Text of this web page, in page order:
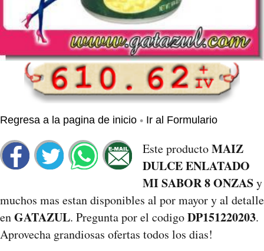
Regresa a la pagina de inicio • Ir al Formulario
Este productoMAIZ
DULCE ENLATADO
MI SABOR 8 ONZASy
muchos mas estan disponibles al por mayor y al detalle
enGATAZUL. Pregunta por el codigoDP151220203.
Aprovecha grandiosas ofertas todos los dias!